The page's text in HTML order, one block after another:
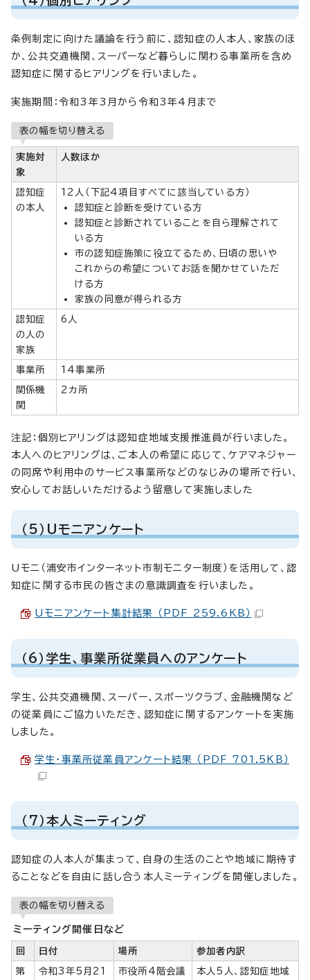
条例制定に向けた議論を行う前に、認知症の人本人、家族のほ
か、公共交通機関、スーパーなど暮らしに関わる事業所を含め
認知症に関するヒアリングを行いました。
実施期間：令和3年3月から令和3年4月まで
表の幅を切り替える
実施対
象
人数ほか
認知症
の本人
12人（下記4項目すべてに該当している方）
認知症と診断を受けている方
認知症と診断されていることを自ら理解されて
いる方
市の認知症施策に役立てるため、日頃の思いや
これからの希望についてお話を聞かせていただ
ける方
家族の同意が得られる方
認知症
の人の
家族
6人
事業所 14事業所
関係機
関
2カ所
注記：個別ヒアリングは認知症地域支援推進員が行いました。
本人へのヒアリングは、ご本人の希望に応じて、ケアマネジャー
の同席や利用中のサービス事業所などのなじみの場所で行い、
安心してお話しいただけるよう留意して実施しました
（5）Uモニアンケート
Uモニ（浦安市インターネット市制モニター制度）を活用して、認
知症に関する市民の皆さまの意識調査を行いました。
Uモニアンケート集計結果 （PDF 259.6KB）
（6）学生、事業所従業員へのアンケート
学生、公共交通機関、スーパー、スポーツクラブ、金融機関など
の従業員にご協力いただき、認知症に関するアンケートを実施
しました。
学生・事業所従業員アンケート結果 （PDF 701.5KB）
（7）本人ミーティング
認知症の人本人が集まって、自身の生活のことや地域に期待す
ることなどを自由に話し合う本人ミーティングを開催しました。
表の幅を切り替える
ミーティング開催日など
回 日付 場所 参加者内訳
第
令和3年5月21
市役所4階会議
本人5人、認知症地域